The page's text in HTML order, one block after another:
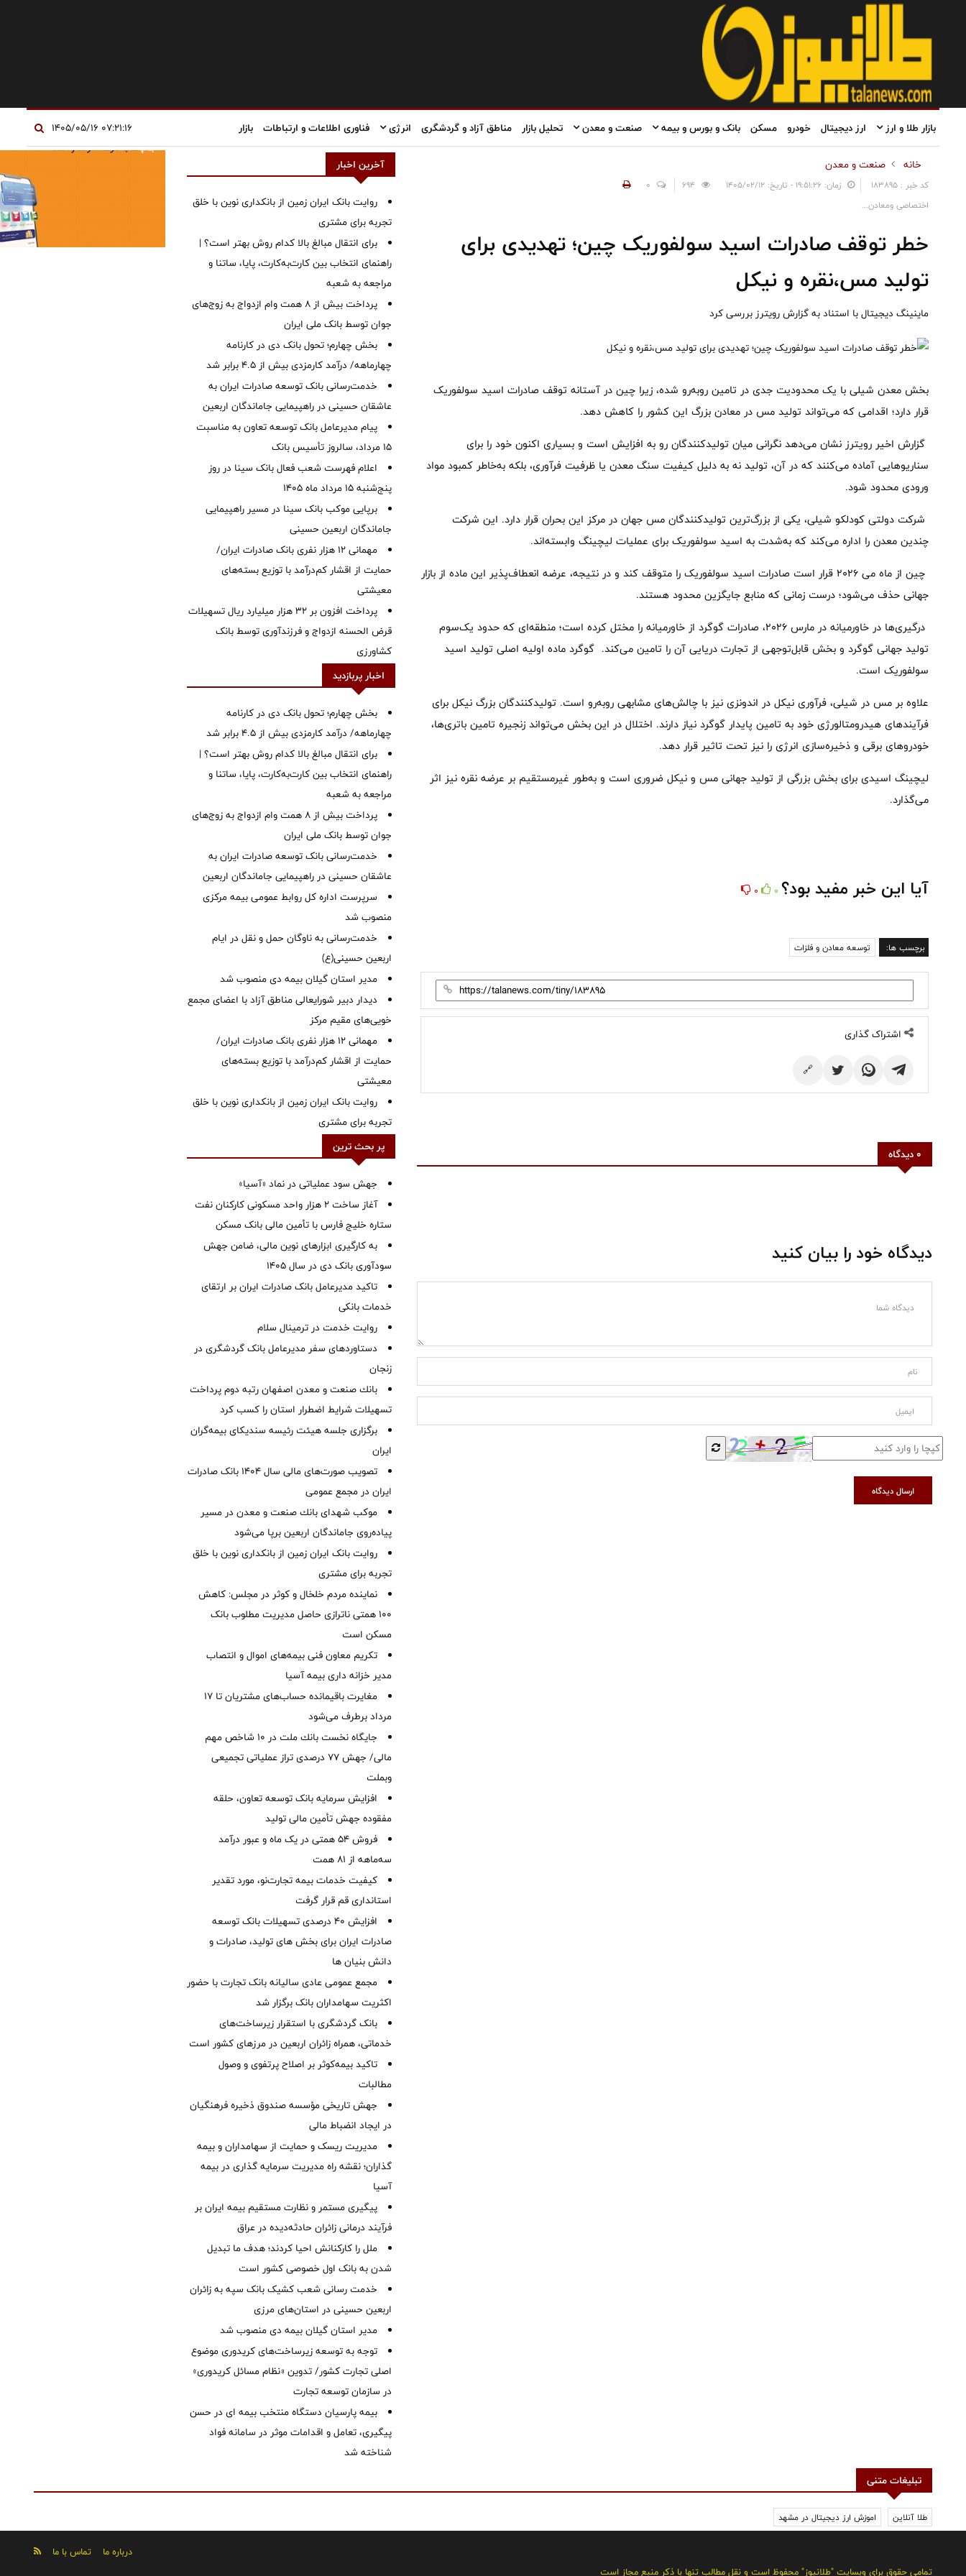
بازار طلا و ارز ارز دیجیتال خودرو مسکن بانک و بورس و بیمه صنعت و معدن تحلیل بازار مناطق آزاد و گردشگری انرژی فناوری اطلاعات و ارتباطات بازار
خانه صنعت و معدن
کد خبر : 183895 زمان: ۱۹:۵۱:۲۶ - تاریخ: ۱۴۰۵/۰۲/۱۲
0
اختصاصی ومعادن...
خطر توقف صادرات اسید سولفوریک چین؛ تهدیدی برای
تولید مس،نقره و نیکل
ماینینگ دیجیتال با استناد به گزارش رویترز بررسی کرد
بخش معدن شیلی با یک محدودیت جدی در تامین روبه‌رو شده، زیرا چین در آستانه توقف صادرات اسید سولفوریک
قرار دارد؛ اقدامی که می‌تواند تولید مس در معادن بزرگ این کشور را کاهش دهد.
گزارش اخیر رویترز نشان می‌دهد نگرانی میان تولیدکنندگان رو به افزایش است و بسیاری اکنون خود را برای
سناریوهایی آماده می‌کنند که در آن، تولید نه به دلیل کیفیت سنگ معدن یا ظرفیت فرآوری، بلکه به‌خاطر کمبود مواد
ورودی محدود شود.
شرکت دولتی کودلکو شیلی، یکی از بزرگ‌ترین تولیدکنندگان مس جهان در مرکز این بحران قرار دارد. این شرکت
چندین معدن را اداره می‌کند که به‌شدت به اسید سولفوریک برای عملیات لیچینگ وابسته‌اند.
چین از ماه می ۲۰۲۶ قرار است صادرات اسید سولفوریک را متوقف کند و در نتیجه، عرضه انعطاف‌پذیر این ماده از بازار
جهانی حذف می‌شود؛ درست زمانی که منابع جایگزین محدود هستند.
درگیری‌ها در خاورمیانه در مارس ۲۰۲۶، صادرات گوگرد از خاورمیانه را مختل کرده است؛ منطقه‌ای که حدود یک‌سوم
تولید جهانی گوگرد و بخش قابل‌توجهی از تجارت دریایی آن را تامین می‌کند. گوگرد ماده اولیه اصلی تولید اسید
سولفوریک است.
علاوه بر مس در شیلی، فرآوری نیکل در اندونزی نیز با چالش‌های مشابهی روبه‌رو است. تولیدکنندگان بزرگ نیکل برای
فرآیندهای هیدرومتالورژی خود به تامین پایدار گوگرد نیاز دارند. اختلال در این بخش می‌تواند زنجیره تامین باتری‌ها،
خودروهای برقی و ذخیره‌سازی انرژی را نیز تحت تاثیر قرار دهد.
لیچینگ اسیدی برای بخش بزرگی از تولید جهانی مس و نیکل ضروری است و به‌طور غیرمستقیم بر عرضه نقره نیز اثر
می‌گذارد.
آیا این خبر مفید بود؟ 0
0
برچسب ها: توسعه معادن و فلزات
اشتراک گذاری
🔗
0 دیدگاه
دیدگاه خود را بیان کنید
ارسال دیدگاه
آخرین اخبار
روایت بانک ایران زمین از بانکداری نوین با خلق
تجربه برای مشتری
برای انتقال مبالغ بالا کدام روش بهتر است؟ |
راهنمای انتخاب بین کارت‌به‌کارت، پایا، ساتنا و
مراجعه به شعبه
پرداخت بیش از ۸ همت وام ازدواج به زوج‌های
جوان توسط بانک ملی ایران
بخش چهارم؛ تحول بانک دی در کارنامه
چهارماهه/ درآمد کارمزدی بیش از ۴.۵ برابر شد
خدمت‌رسانی بانک توسعه صادرات ایران به
عاشقان حسینی در راهپیمایی جاماندگان اربعین
پیام مدیرعامل بانک توسعه تعاون به مناسبت
15 مرداد، سالروز تأسیس بانک
اعلام فهرست شعب فعال بانک سینا در روز
پنج‌شنبه 15 مرداد ماه 1405
برپایی موکب بانک سینا در مسیر راهپیمایی
جاماندگان اربعین حسینی
مهمانی ۱۲ هزار نفری بانک صادرات ایران/
حمایت از اقشار کم‌درآمد با توزیع بسته‌های
معیشتی
پرداخت افزون بر 32 هزار میلیارد ریال تسهیلات
قرض الحسنه ازدواج و فرزندآوری توسط بانک
کشاورزی
اخبار پربازدید
بخش چهارم؛ تحول بانک دی در کارنامه
چهارماهه/ درآمد کارمزدی بیش از ۴.۵ برابر شد
برای انتقال مبالغ بالا کدام روش بهتر است؟ |
راهنمای انتخاب بین کارت‌به‌کارت، پایا، ساتنا و
مراجعه به شعبه
پرداخت بیش از ۸ همت وام ازدواج به زوج‌های
جوان توسط بانک ملی ایران
خدمت‌رسانی بانک توسعه صادرات ایران به
عاشقان حسینی در راهپیمایی جاماندگان اربعین
سرپرست اداره کل روابط عمومی بیمه مرکزی
منصوب شد
خدمت‌رسانی به ناوگان حمل و نقل در ایام
اربعین حسینی(ع)
‌مدیر استان گیلان بیمه دی منصوب شد
دیدار دبیر شورایعالی مناطق آزاد با اعضای مجمع
خویی‌های مقیم مرکز
مهمانی ۱۲ هزار نفری بانک صادرات ایران/
حمایت از اقشار کم‌درآمد با توزیع بسته‌های
معیشتی
روایت بانک ایران زمین از بانکداری نوین با خلق
تجربه برای مشتری
پر بحث ترین
جهش سود عملیاتی در نماد «آسیا»
آغاز ساخت ۲ هزار واحد مسکونی کارکنان نفت
ستاره خلیج فارس با تأمین مالی بانک مسکن
به کارگیری ابزارهای نوین مالی، ضامن جهش
سودآوری بانک دی در سال 1405
تاکید مدیرعامل بانک صادرات ایران بر ارتقای
خدمات بانکی
روایت خدمت در ترمینال سلام
دستاوردهای سفر مدیرعامل بانک گردشگری در
زنجان
بانك صنعت و معدن اصفهان رتبه دوم پرداخت
تسهیلات شرایط اضطرار استان را كسب كرد
برگزاری جلسه هیئت رئیسه سندیکای بیمه‌گران
ایران
تصویب صورت‌های مالی سال ۱۴۰۴ بانک صادرات
ایران در مجمع عمومی
موكب شهدای بانك صنعت و معدن در مسیر
پیاده‌روی جاماندگان اربعین برپا می‌شود
روایت بانک ایران زمین از بانکداری نوین با خلق
تجربه برای مشتری
نماینده مردم خلخال و کوثر در مجلس: کاهش
۱۰۰ همتی ناترازی حاصل مدیریت مطلوب بانک
مسکن است
تکریم معاون فنی بیمه‌های اموال و انتصاب
مدیر خزانه داری بیمه آسیا
مغایرت‌ باقیمانده حساب‌های مشتریان تا ۱۷
مرداد برطرف می‌شود
جایگاه نخست بانك ملت در 10 شاخص مهم
مالی/ جهش 77 درصدی تراز عملیاتی تجمیعی
وبملت
افزایش سرمایه بانک توسعه تعاون، حلقه
مفقوده جهش تأمین مالی تولید
فروش 54 همتی در یک ماه و عبور درآمد
سه‌ماهه از 81 همت
کیفیت خدمات بیمه تجارت‌نو، مورد تقدیر
استانداری قم قرار گرفت
افزایش 40 درصدی تسهیلات بانک توسعه
صادرات ایران برای بخش های تولید، صادرات و
دانش بنیان ها
مجمع عمومی عادی سالیانه بانک تجارت با حضور
اکثریت سهامداران بانک برگزار شد
بانک گردشگری با استقرار زیرساخت‌های
خدماتی، همراه زائران اربعین در مرزهای کشور است
تاکید بیمه‌کوثر بر اصلاح پرتفوی و وصول
مطالبات ‌
جهش تاریخی مؤسسه صندوق ذخیره فرهنگیان
در ایجاد انضباط مالی
مدیریت ریسک و حمایت از سهامداران و بیمه
گذاران؛ نقشه راه مدیریت سرمایه گذاری در بیمه
آسیا
پیگیری مستمر و نظارت مستقیم بیمه ایران بر
فرآیند درمانی زائران حادثه‌دیده در عراق
ملل را کارکنانش احیا کردند؛ هدف ما تبدیل
شدن به بانک اول خصوصی کشور است
خدمت رسانی شعب کشیک بانک سپه به زائران
اربعین حسینی در استان‌‌های مرزی
‌مدیر استان گیلان بیمه دی منصوب شد
توجه به توسعه زیرساخت‌های کریدوری موضوع
اصلی تجارت کشور/ تدوین «نظام مسائل کریدوری»
در سازمان توسعه تجارت
بیمه پارسیان دستگاه منتخب بیمه ای در حسن
پیگیری، تعامل و اقدامات موثر در سامانه فواد
شناخته شد
تبلیغات متنی
طلا آنلاین اموزش ارز دیجیتال در مشهد
درباره ما
تماس با ما
تمامی حقوق برای وبسایت "طلانیوز" محفوظ است و نقل مطالب تنها با ذکر منبع مجاز است